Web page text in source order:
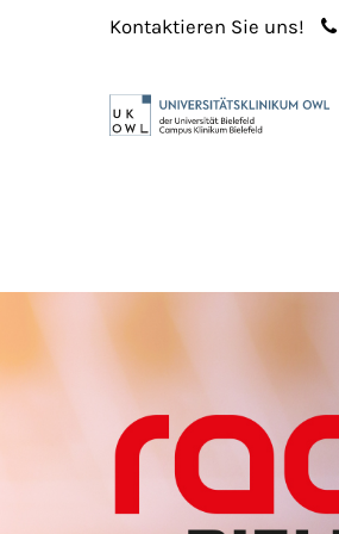
Login
Benutzername
Register |Lost your
Kontaktieren Sie uns!